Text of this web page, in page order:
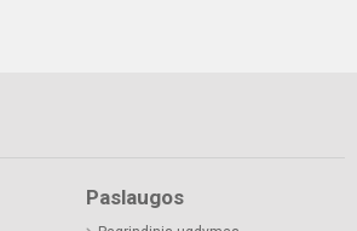
Paslaugos